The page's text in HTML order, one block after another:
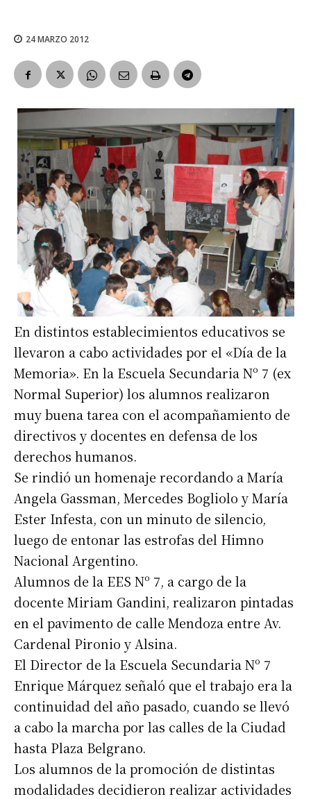
24 MARZO 2012
En distintos establecimientos educativos se
llevaron a cabo actividades por el «Día de la
Memoria». En la Escuela Secundaria Nº 7 (ex
Normal Superior) los alumnos realizaron
muy buena tarea con el acompañamiento de
directivos y docentes en defensa de los
derechos humanos.
Se rindió un homenaje recordando a María
Angela Gassman, Mercedes Bogliolo y María
Ester Infesta, con un minuto de silencio,
luego de entonar las estrofas del Himno
Nacional Argentino.
Alumnos de la EES Nº 7, a cargo de la
docente Miriam Gandini, realizaron pintadas
en el pavimento de calle Mendoza entre Av.
Cardenal Pironio y Alsina.
El Director de la Escuela Secundaria Nº 7
Enrique Márquez señaló que el trabajo era la
continuidad del año pasado, cuando se llevó
a cabo la marcha por las calles de la Ciudad
hasta Plaza Belgrano.
Los alumnos de la promoción de distintas
modalidades decidieron realizar actividades